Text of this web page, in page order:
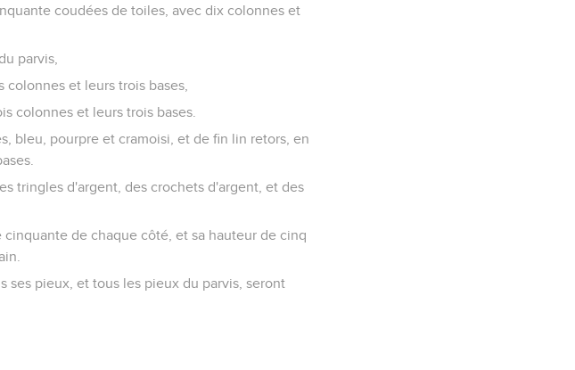
coudées de toiles, avec dix colonnes et
parvis,
et leurs trois bases,
colonnes et leurs trois bases.
bleu, pourpre et cramoisi, et de fin lin retors, en
tringles d'argent, des crochets d'argent, et des
de chaque côté, et sa hauteur de cinq
ses pieux, et tous les pieux du parvis, seront